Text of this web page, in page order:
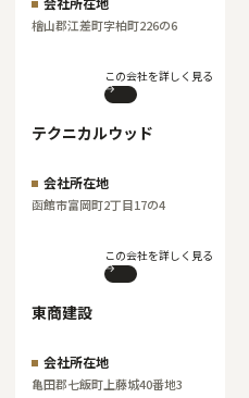
檜山郡江差町字柏町226の6
この会社を詳しく見る
テクニカルウッド
会社所在地
函館市富岡町2丁目17の4
この会社を詳しく見る
東商建設
会社所在地
亀田郡七飯町上藤城40番地3